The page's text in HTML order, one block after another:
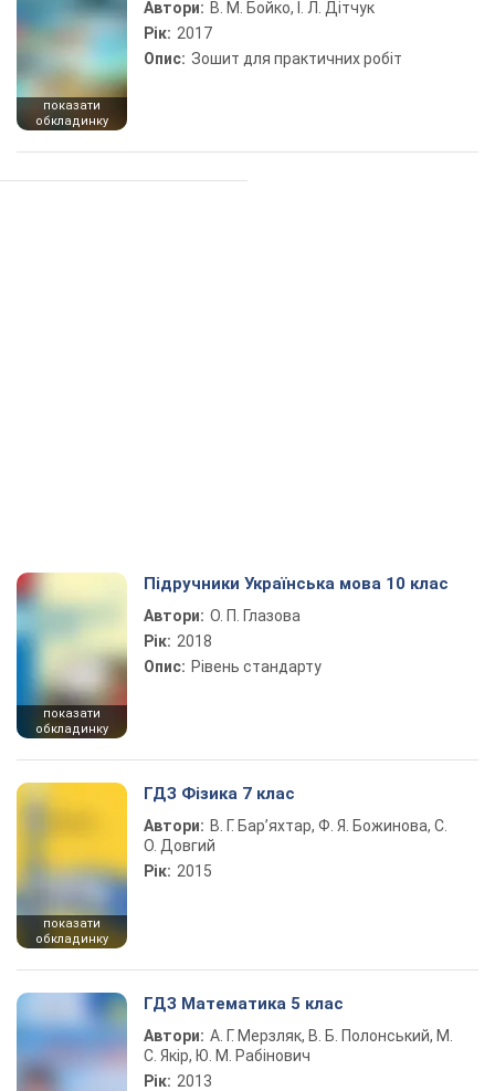
показати
обкладинку
Автори: В. М. Бойко, І. Л. Дітчук
Рік: 2017
Опис: Зошит для практичних робіт
показати
обкладинку
Підручники Українська мова 10 клас
Автори: О. П. Глазова
Рік: 2018
Опис: Рівень стандарту
показати
обкладинку
ГДЗ Фізика 7 клас
Автори: В. Г. Бар’яхтар, Ф. Я. Божинова, С.
О. Довгий
Рік: 2015
ГДЗ Математика 5 клас
Автори: А. Г. Мерзляк, В. Б. Полонський, М.
С. Якір, Ю. М. Рабінович
Рік: 2013